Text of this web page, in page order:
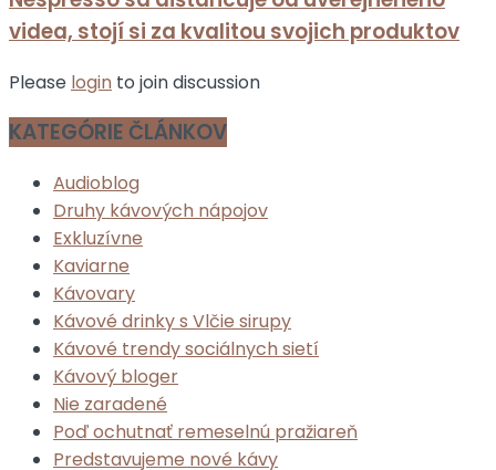
videa, stojí si za kvalitou svojich produktov
Please login to join discussion
KATEGÓRIE ČLÁNKOV
Audioblog
Druhy kávových nápojov
Exkluzívne
Kaviarne
Kávovary
Kávové drinky s Vlčie sirupy
Kávové trendy sociálnych sietí
Kávový bloger
Nie zaradené
Poď ochutnať remeselnú pražiareň
Predstavujeme nové kávy